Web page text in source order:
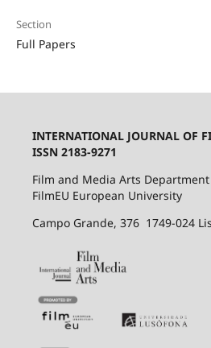
Section
Full Papers
INTERNATIONAL JOURNAL OF
ISSN 2183-9271
Film and Media Arts
FilmEU European University
Campo Grande, 376 1749-024